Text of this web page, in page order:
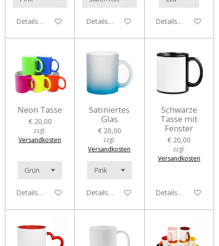
Details anzeigen Details anzeigen Details anzeigen
Neon Tasse
€ 20,00
zzgl.
Versandkosten
Details anzeigen
Satiniertes
Glas
€ 20,00
zzgl.
Versandkosten
Details anzeigen
Schwarze
Tasse mit
Fenster
€ 20,00
zzgl.
Versandkosten
Details anzeigen